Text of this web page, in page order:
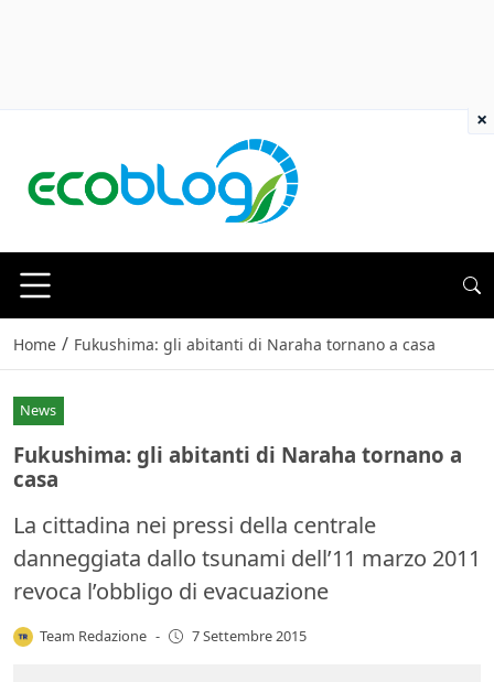
Home / Fukushima: gli abitanti di Naraha tornano a casa
News
Fukushima: gli abitanti di Naraha tornano a
casa
La cittadina nei pressi della centrale
danneggiata dallo tsunami dell’11 marzo 2011
revoca l’obbligo di evacuazione
Team Redazione - 7 Settembre 2015
×